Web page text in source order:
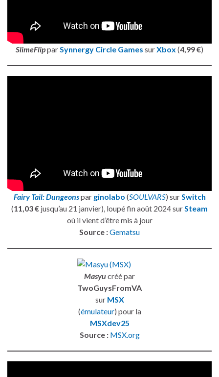
SlimeFlipparSynnergy Circle Games surXbox (4,99 €)
Fairy Tail: Dungeonspar ginolabo (SOULVARS) surSwitch
(11,03 € jusqu’au 21 janvier), loupé fin août 2024 surSteam
où il vient d’être mis à jour
Source :Gematsu
Masyucréé par
TwoGuysFromVA
sur MSX
(émulateur) pour la
MSXdev25
Source : MSX.org